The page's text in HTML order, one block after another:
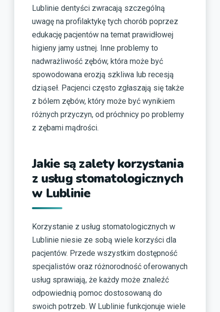
Lublinie dentyści zwracają szczególną
uwagę na profilaktykę tych chorób poprzez
edukację pacjentów na temat prawidłowej
higieny jamy ustnej. Inne problemy to
nadwrażliwość zębów, która może być
spowodowana erozją szkliwa lub recesją
dziąseł. Pacjenci często zgłaszają się także
z bólem zębów, który może być wynikiem
różnych przyczyn, od próchnicy po problemy
z zębami mądrości.
Jakie są zalety korzystania
z usług stomatologicznych
w Lublinie
Korzystanie z usług stomatologicznych w
Lublinie niesie ze sobą wiele korzyści dla
pacjentów. Przede wszystkim dostępność
specjalistów oraz różnorodność oferowanych
usług sprawiają, że każdy może znaleźć
odpowiednią pomoc dostosowaną do
swoich potrzeb. W Lublinie funkcjonuje wiele